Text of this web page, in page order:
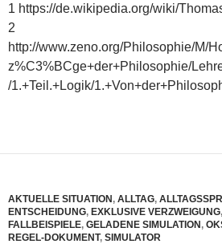
1 https://de.wikipedia.org/wiki/
2
http://www.zeno.org/Philosophie/M/
z%C3%BCge+der+Philosophie/
/1.+Teil.+Logik/
AKTUELLE SITUATION, ALLTAG,
ENTSCHEIDUNG, EXKLUSIVE VERZWEIGUNG,
FALLBEISPIELE, GELADENE SIMULATION,
REGEL-DOKUMENT, SIMULATOR